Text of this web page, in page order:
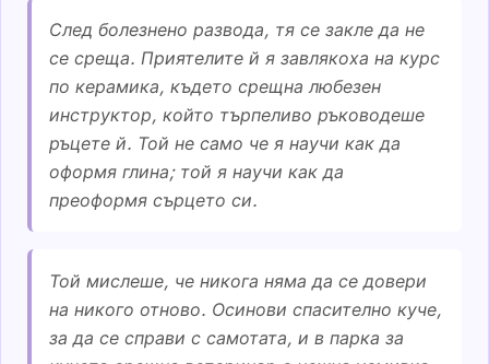
След болезнено развода, тя се закле да не
се среща. Приятелите й я завлякоха на курс
по керамика, където срещна любезен
инструктор, който търпеливо ръководеше
ръцете й. Той не само че я научи как да
оформя глина; той я научи как да
преоформя сърцето си.
Той мислеше, че никога няма да се довери
на никого отново. Осинови спасително куче,
за да се справи с самотата, и в парка за